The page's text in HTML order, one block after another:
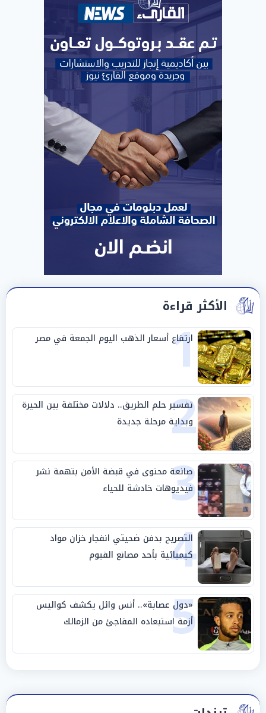
الأكثر قراءة
1
ارتفاع أسعار الذهب اليوم الجمعة في مصر
2
تفسير حلم الطريق.. دلالات مختلفة بين الحيرة
وبداية مرحلة جديدة
3
صانعة محتوى في قبضة الأمن بتهمة نشر
فيديوهات خادشة للحياء
4
التصريح بدفن ضحيتي انفجار خزان مواد
كيميائية بأحد مصانع الفيوم
5
«دول عصابة».. أنس وائل يكشف كواليس
أزمة استبعاده المفاجئ من الزمالك